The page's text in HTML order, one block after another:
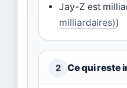
Jay-Z est
milliardaires))
2 Ce qui reste